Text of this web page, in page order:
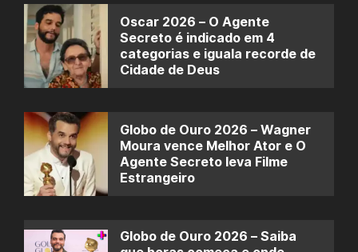
Oscar 2026 – O Agente
Secreto é indicado em 4
categorias e iguala recorde de
Cidade de Deus
Globo de Ouro 2026 – Wagner
Moura vence Melhor Ator e O
Agente Secreto leva Filme
Estrangeiro
Globo de Ouro 2026 – Saiba